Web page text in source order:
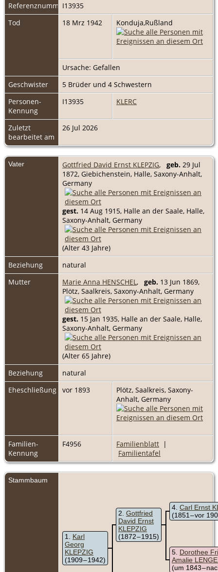
ReferenznummerI13935
Tod
18 Mrz 1942 Konduja,Rußland
Ursache: Gefallen
Geschwister
5 Brüder und 4 Schwestern
Personen-
Kennung
I13935 KLERC
Zuletzt
bearbeitet am
26 Jul 2026
Vater Gottfried David Ernst KLEPZIG, geb. 29 Jul
1872, Giebichenstein, Halle, Saxony-Anhalt,
Germany
gest. 14 Aug 1915, Halle an der Saale, Halle,
Saxony-Anhalt, Germany
(Alter 43 Jahre)
Beziehung
natural
Mutter
Marie Anna HENSCHEL , geb. 13 Jun 1869,
Plötz, Saalkreis, Saxony-Anhalt, Germany
gest. 15 Jan 1935, Halle an der Saale, Halle,
Saxony-Anhalt, Germany
(Alter 65 Jahre)
Beziehung
natural
Eheschließung
vor 1893
Plötz, Saalkreis, Saxony-
Anhalt, Germany
Familien-
Kennung
F4956 Familienblatt |
Familientafel
Stammbaum
1
Karl
Georg
KLEPZIG
(1909 – 1942)
2 Gottfried
David Ernst
KLEPZIG
(1872 – 1915)
4 Carl Ernst
(1851 – vor
5 Dorothee
Amalie
(um 1843 –